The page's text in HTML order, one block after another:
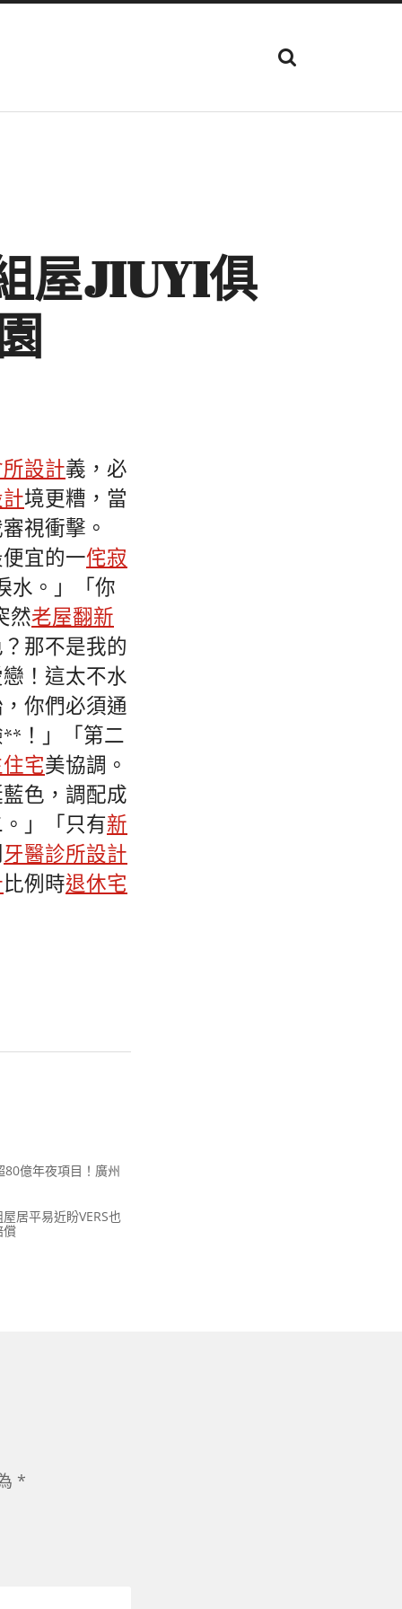
顯
示
位
屋JIUYI俱
設計義，必
境更糟，當
視衝擊。
宜的一侘寂
水。」「你
然老屋翻新
那不是我的
！這太不水
你們必須通
！」「第二
宅美協調。
色，調配成
」「只有新
牙醫診所設計
比例時退休宅
80億年夜項目！廣州
居平易近盼VERS也
償
*